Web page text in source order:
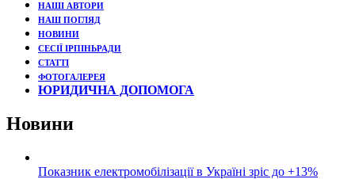
НАШІ АВТОРИ
НАШ ПОГЛЯД
НОВИНИ
СЕСІЇ ІРПІНЬРАДИ
СТАТТІ
ФОТОГАЛЕРЕЯ
ЮРИДИЧНА ДОПОМОГА
Новини
Показник електромобілізації в Україні зріс до +13%